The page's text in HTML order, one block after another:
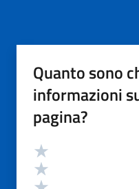
Quanto sono
informazioni
pagina?
Valutazione